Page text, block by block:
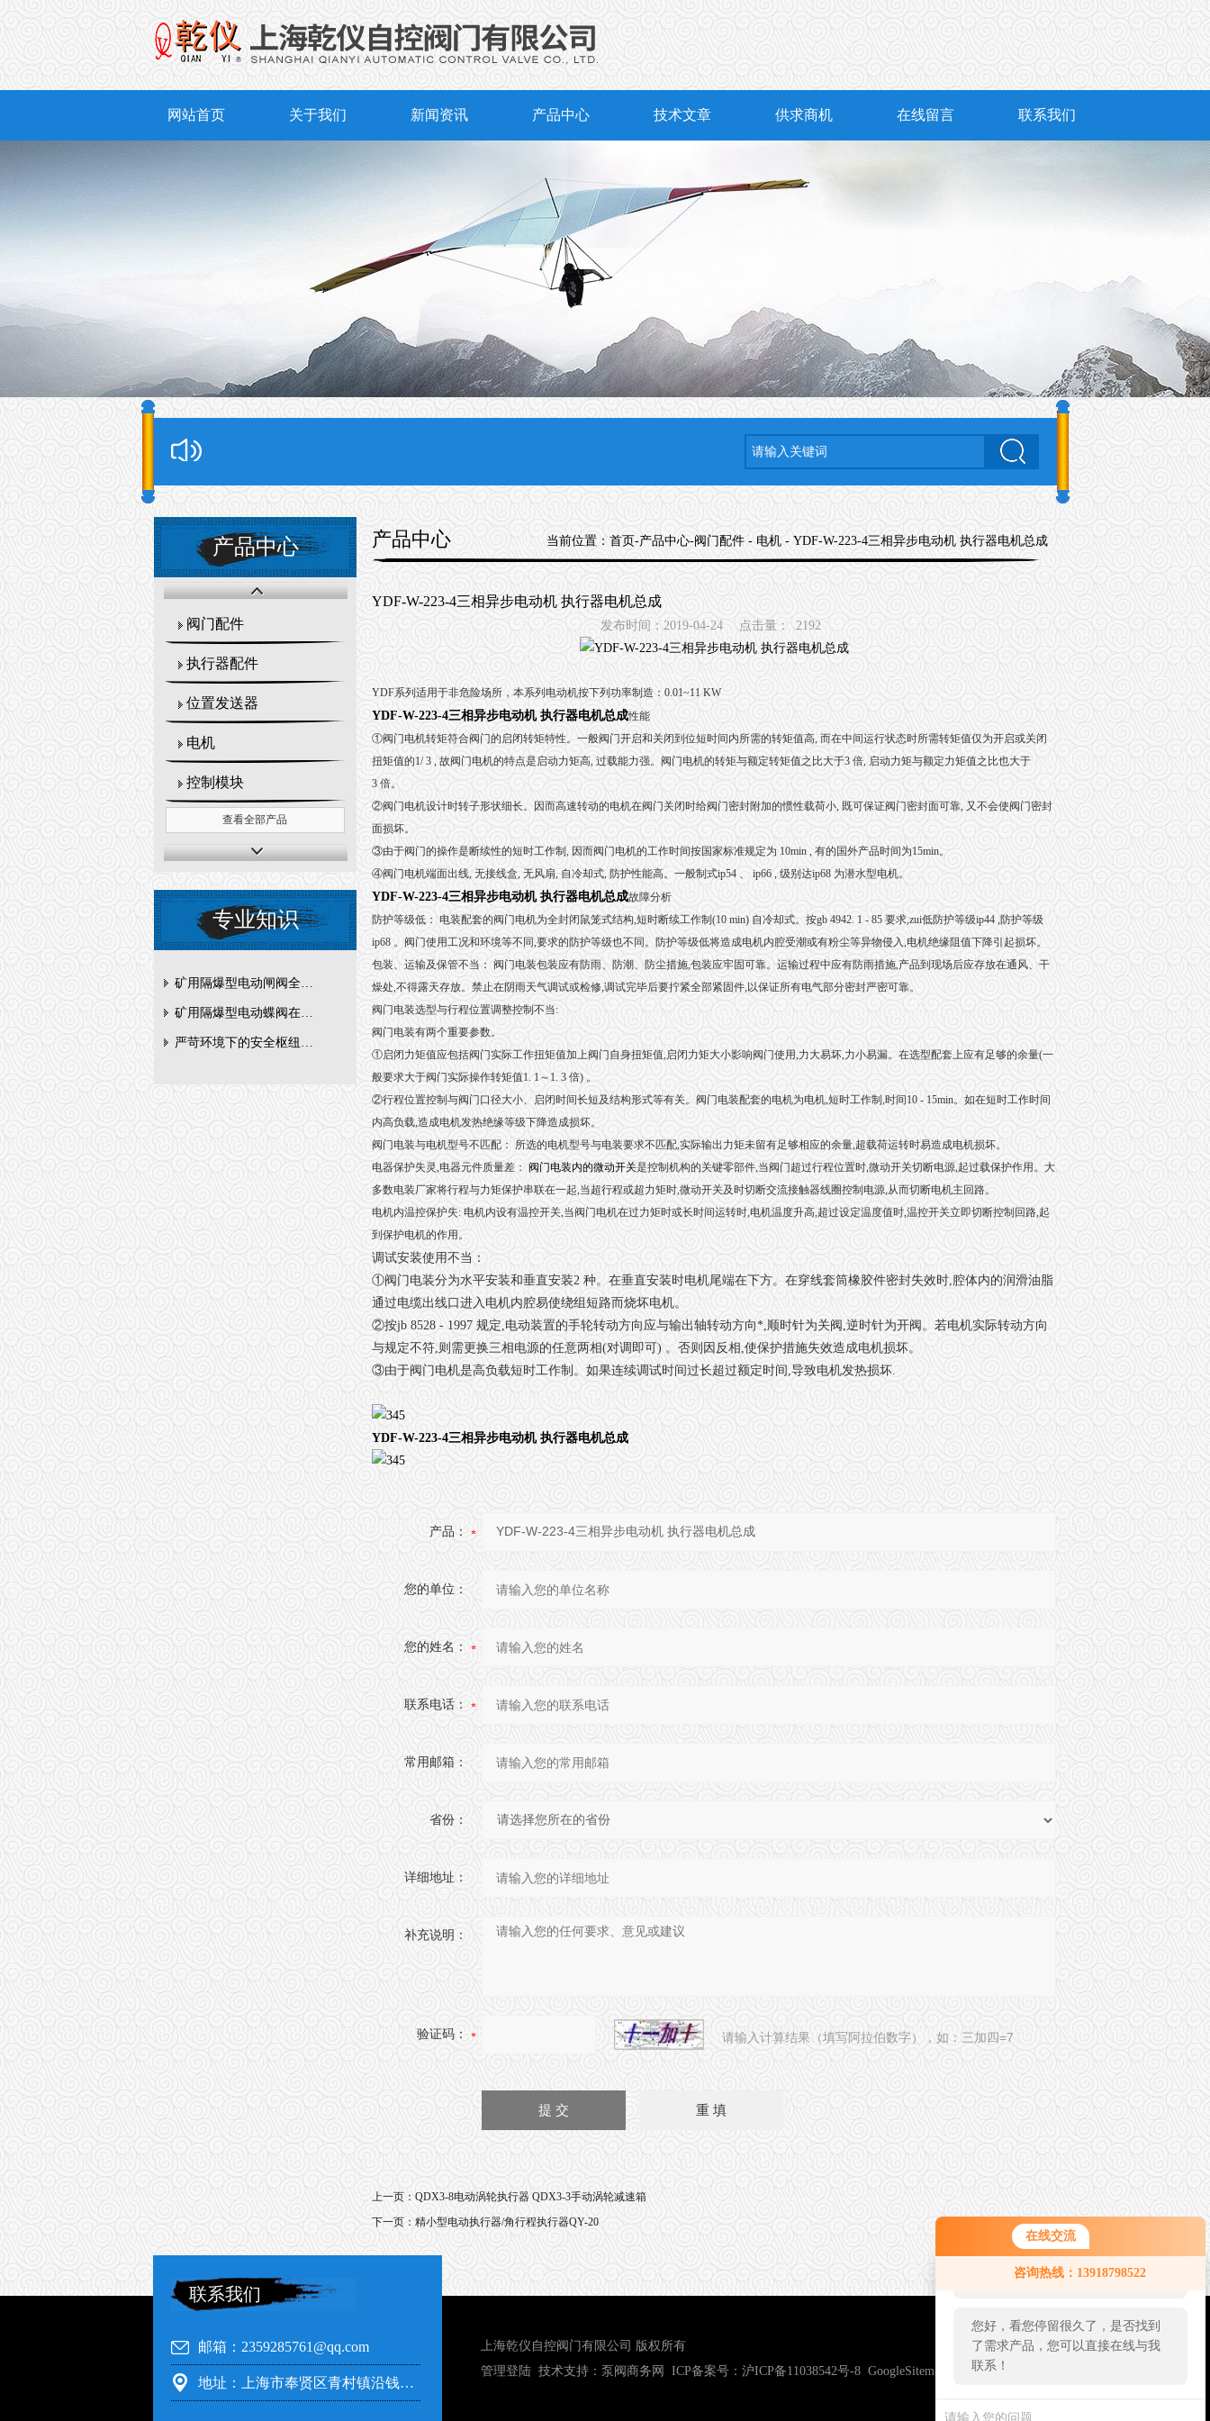
在线交流
咨询热线：13918798522
您好！欢迎前来咨询，很高兴为您
服务，请问您要咨询什么问题呢？
您好，看您停留很久了，是否找到
了需求产品，您可以直接在线与我
联系！
网站首页 关于我们 新闻资讯 产品中心 技术文章 供求商机 在线留言 联系我们
产品中心
阀门配件
执行器配件
位置发送器
电机
控制模块
查看全部产品
专业知识
矿用隔爆型电动闸阀全周期维护与故障排查要点
矿用隔爆型电动蝶阀在瓦斯管道控制中的防爆设计与安全标准解析
严苛环境下的安全枢纽：矿用隔爆型电动闸阀的技术剖析
产品中心 当前位置：首页-产品中心-阀门配件 - 电机 - YDF-W-223-4三相异步电动机 执行器电机总成
YDF-W-223-4三相异步电动机 执行器电机总成
发布时间：2019-04-24 点击量： 2192
YDF系列适用于非危险场所，本系列电动机按下列功率制造：0.01~11 KW
YDF-W-223-4三相异步电动机 执行器电机总成性能
①阀门电机转矩符合阀门的启闭转矩特性。一般阀门开启和关闭到位短时间内所需的转矩值高, 而在中间运行状态时所需转矩值仅为开启或关闭
扭矩值的1/ 3 , 故阀门电机的特点是启动力矩高, 过载能力强。阀门电机的转矩与额定转矩值之比大于3 倍, 启动力矩与额定力矩值之比也大于
3 倍。
②阀门电机设计时转子形状细长。因而高速转动的电机在阀门关闭时给阀门密封附加的惯性载荷小, 既可保证阀门密封面可靠, 又不会使阀门密封
面损坏。
③由于阀门的操作是断续性的短时工作制, 因而阀门电机的工作时间按国家标准规定为 10min , 有的国外产品时间为15min。
④阀门电机端面出线, 无接线盒, 无风扇, 自冷却式, 防护性能高。一般制式ip54 、 ip66 , 级别达ip68 为潜水型电机。
YDF-W-223-4三相异步电动机 执行器电机总成故障分析
防护等级低： 电装配套的阀门电机为全封闭鼠笼式结构,短时断续工作制(10 min) 自冷却式。按gb 4942. 1 - 85 要求,zui低防护等级ip44 ,防护等级
ip68 。阀门使用工况和环境等不同,要求的防护等级也不同。防护等级低将造成电机内腔受潮或有粉尘等异物侵入,电机绝缘阻值下降引起损坏。
包装、运输及保管不当： 阀门电装包装应有防雨、防潮、防尘措施,包装应牢固可靠。运输过程中应有防雨措施,产品到现场后应存放在通风、干
燥处,不得露天存放。禁止在阴雨天气调试或检修,调试完毕后要拧紧全部紧固件,以保证所有电气部分密封严密可靠。
阀门电装选型与行程位置调整控制不当:
阀门电装有两个重要参数。
①启闭力矩值应包括阀门实际工作扭矩值加上阀门自身扭矩值,启闭力矩大小影响阀门使用,力大易坏,力小易漏。在选型配套上应有足够的余量(一
般要求大于阀门实际操作转矩值1. 1～1. 3 倍) 。
②行程位置控制与阀门口径大小、启闭时间长短及结构形式等有关。阀门电装配套的电机为电机,短时工作制,时间10 - 15min。如在短时工作时间
内高负载,造成电机发热绝缘等级下降造成损坏。
阀门电装与电机型号不匹配： 所选的电机型号与电装要求不匹配,实际输出力矩未留有足够相应的余量,超载荷运转时易造成电机损坏。
电器保护失灵,电器元件质量差： 阀门电装内的微动开关是控制机构的关键零部件,当阀门超过行程位置时,微动开关切断电源,起过载保护作用。大
多数电装厂家将行程与力矩保护串联在一起,当超行程或超力矩时,微动开关及时切断交流接触器线圈控制电源,从而切断电机主回路。
电机内温控保护失: 电机内设有温控开关,当阀门电机在过力矩时或长时间运转时,电机温度升高,超过设定温度值时,温控开关立即切断控制回路,起
到保护电机的作用。
调试安装使用不当：
①阀门电装分为水平安装和垂直安装2 种。在垂直安装时电机尾端在下方。在穿线套筒橡胶件密封失效时,腔体内的润滑油脂
通过电缆出线口进入电机内腔易使绕组短路而烧坏电机。
②按jb 8528 - 1997 规定,电动装置的手轮转动方向应与输出轴转动方向*,顺时针为关阀,逆时针为开阀。若电机实际转动方向
与规定不符,则需更换三相电源的任意两相(对调即可) 。否则因反相,使保护措施失效造成电机损坏。
③由于阀门电机是高负载短时工作制。如果连续调试时间过长超过额定时间,导致电机发热损坏.
YDF-W-223-4三相异步电动机 执行器电机总成
产品：
您的单位：
您的姓名：
联系电话：
常用邮箱：
省份：
详细地址：
补充说明：
验证码： 请输入计算结果（填写阿拉伯数字），如：三加四=7
上一页： QDX3-8电动涡轮执行器 QDX3-3手动涡轮减速箱
下一页： 精小型电动执行器/角行程执行器QY-20
联系我们
邮箱：2359285761@qq.com
地址：上海市奉贤区青村镇沿钱公路351号
上海乾仪自控阀门有限公司 版权所有
管理登陆 技术支持： 泵阀商务网 ICP备案号： 沪ICP备11038542号-8 GoogleSitemap